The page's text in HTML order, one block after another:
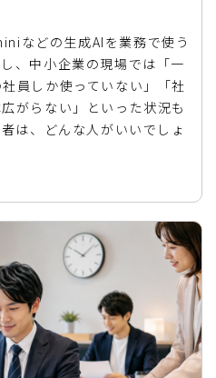
などの生成AIを業務で使う
、中小企業の現場では「一
員しか使っていない」「社
がらない」といった状況も
は、どんな人がいいでしょ